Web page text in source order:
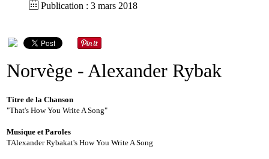
Publication : 3 mars 2018
Norvège - Alexander Rybak
Titre de la Chanson
"That's How You Write A Song"
Musique et Paroles
TAlexander Rybakat's How You Write A Song